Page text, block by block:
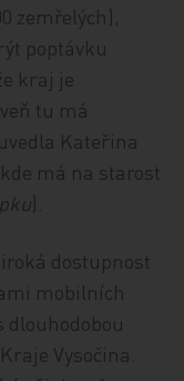
zemřelých),
poptávku
kraj je
tu má
Kateřina
má na starost
).
dostupnost
mobilních
dlouhodobou
Vysočina.